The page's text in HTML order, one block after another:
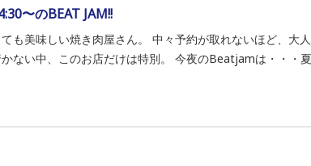
〜のBEAT JAM!!
も美味しい焼き肉屋さん。 中々予約が取れないほど、大
ない中、このお店だけは特別。 今夜のBeatjamは・・・